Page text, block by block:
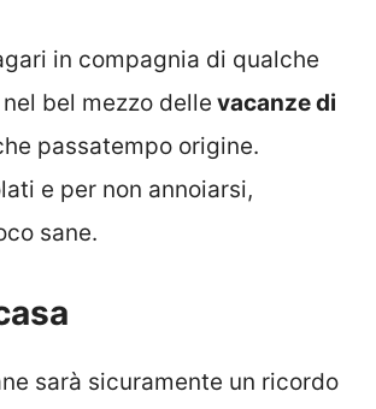
in compagnia di qualche
bel mezzo delle vacanze di
passatempo origine.
e per non annoiarsi,
sane.
sarà sicuramente un ricordo